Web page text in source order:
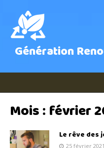
Génération
Mois : février
Le rêve des
25 février 2021